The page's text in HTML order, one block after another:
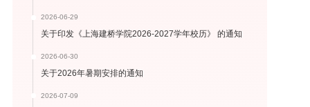
2026-06-29
关于印发《上海建桥学院2026-2027学年校历》 的通知
2026-06-30
关于2026年暑期安排的通知
2026-07-09